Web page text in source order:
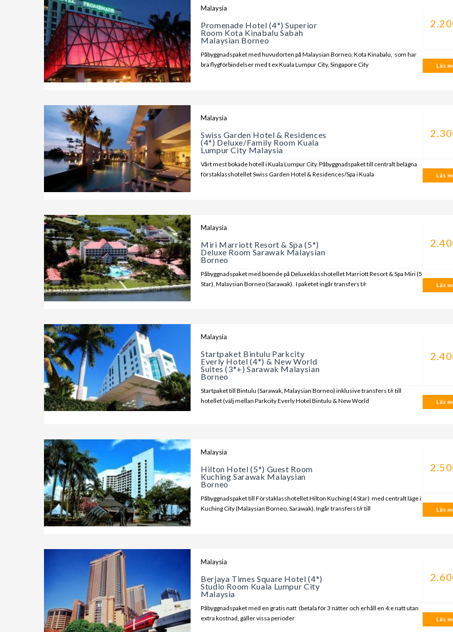
Malaysia
Promenade Hotel (4*) Superior
Room Kota Kinabalu Sabah
Malaysian Borneo
Påbyggnadspaket med huvudorten på Malaysian Borneo, Kota Kinabalu, som har
bra flygförbindelser med t ex Kuala Lumpur City, Singapore City
Läs
Malaysia
Swiss Garden Hotel & Residences
(4*) Deluxe/Family Room Kuala
Lumpur City Malaysia
Vårt mest bokade hotell i Kuala Lumpur City. Påbyggnadspaket till centralt belägna
förstaklasshotellet Swiss Garden Hotel & Residences/Spa i Kuala
Läs
Malaysia
Miri Marriott Resort & Spa (5*)
Deluxe Room Sarawak Malaysian
Borneo
Påbyggnadspaket med boende på Deluxeklasshotellet Marriott Resort & Spa Miri (5
Star), Malaysian Borneo (Sarawak). I paketet ingår transfers t/r
Läs
Malaysia
Startpaket Bintulu Parkcity
Everly Hotel (4*) & New World
Suites (3*+) Sarawak Malaysian
Borneo
Startpaket till Bintulu (Sarawak, Malaysian Borneo) inklusive transfers t/r till
hotellet (välj mellan Parkcity Everly Hotel Bintulu & New World
Läs
Malaysia
Hilton Hotel (5*) Guest Room
Kuching Sarawak Malaysian
Borneo
Påbyggnadspaket till Förstaklasshotellet Hilton Kuching (4 Star) med centralt läge i
Kuching City (Malaysian Borneo, Sarawak). Ingår transfers t/r till
Läs
Malaysia
Berjaya Times Square Hotel (4*)
Studio Room Kuala Lumpur City
Malaysia
Påbyggnadspaket med en gratis natt (betala för 3 nätter och erhåll en 4:e natt utan
extra kostnad, gäller vissa perioder
Läs